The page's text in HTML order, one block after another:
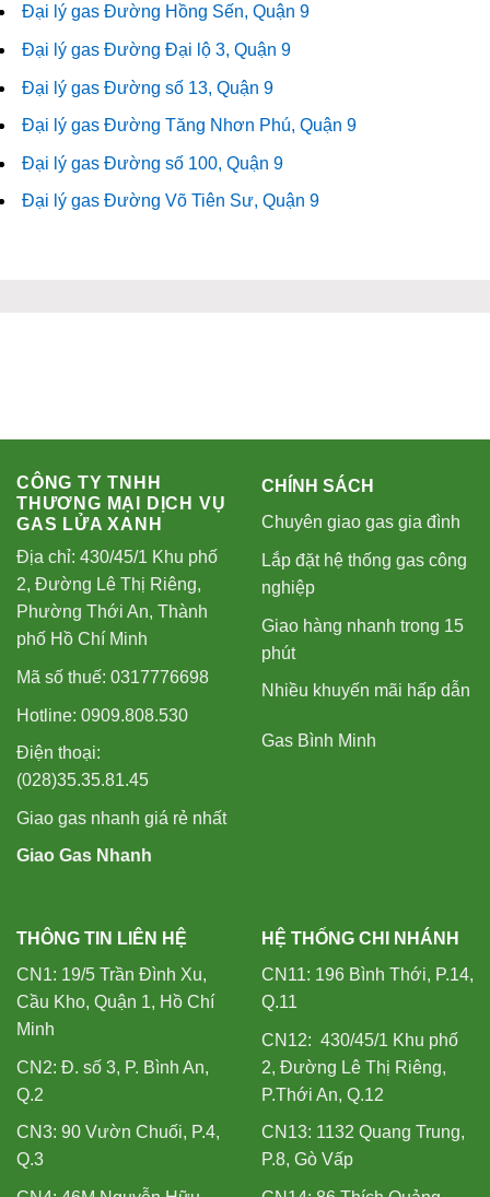
Đại lý gas Đường Hồng Sến, Quận 9
Đại lý gas Đường Đại lộ 3, Quận 9
Đại lý gas Đường số 13, Quận 9
Đại lý gas Đường Tăng Nhơn Phú, Quận 9
Đại lý gas Đường số 100, Quận 9
Đại lý gas Đường Võ Tiên Sư, Quận 9
CÔNG TY TNHH
THƯƠNG MẠI DỊCH VỤ
GAS LỬA XANH
Địa chỉ: 430/45/1 Khu phố
2, Đường Lê Thị Riêng,
Phường Thới An, Thành
phố Hồ Chí Minh
Mã số thuế: 0317776698
Hotline: 0909.808.530
Điện thoại:
(028)35.35.81.45
Giao gas nhanh giá rẻ nhất
Giao Gas Nhanh
CHÍNH SÁCH
Chuyên giao gas gia đình
Lắp đặt hệ thống gas công
nghiệp
Giao hàng nhanh trong 15
phút
Nhiều khuyến mãi hấp dẫn
Gas Bình Minh
THÔNG TIN LIÊN HỆ
CN1: 19/5 Trần Đình Xu,
Cầu Kho, Quận 1, Hồ Chí
Minh
CN2: Đ. số 3, P. Bình An,
Q.2
CN3: 90 Vườn Chuối, P.4,
Q.3
HỆ THỐNG CHI NHÁNH
CN11: 196 Bình Thới, P.14,
Q.11
CN12: 430/45/1 Khu phố
2, Đường Lê Thị Riêng,
P.Thới An, Q.12
CN13: 1132 Quang Trung,
P.8, Gò Vấp